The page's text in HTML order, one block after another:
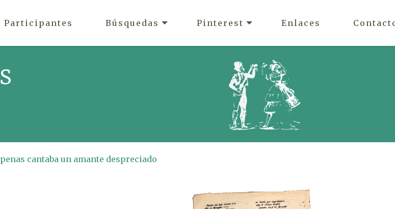
Participantes Búsquedas Pinterest Enlaces
cantaba un amante despreciado